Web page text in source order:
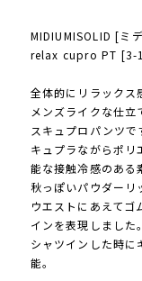
MIDIUMISOLID [ミ
relax cupro PT [3-
全体的にリラックス
メンズライクな仕
スキュプロパンツで
キュプラながらポリ
能な接触冷感のある
秋っぽいパウダーリ
ウエストにあえて
インを表現しました。
シャツインした時
能。